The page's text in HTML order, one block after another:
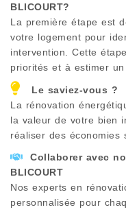
BLICOURT?
La première étape est
votre logement pour
intervention. Cette
priorités et à estimer un
Le saviez-vous ?
La rénovation
la valeur de votre bien
réaliser des économies
Collaborer avec
BLICOURT
Nos experts en
personnalisée pour